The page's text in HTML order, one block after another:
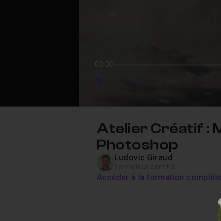
00:00
PlayForwardForward
Atelier Créatif :
Photoshop
Ludovic Giraud
Accéder à la formation